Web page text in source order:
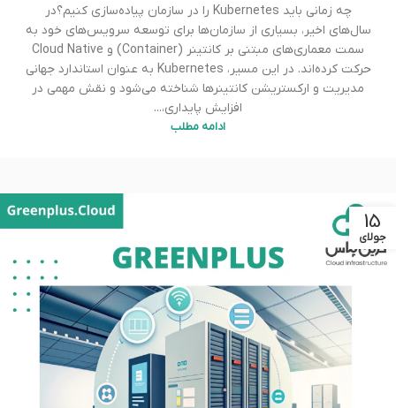
چه زمانی باید Kubernetes را در سازمان پیاده‌سازی کنیم؟در
سال‌های اخیر، بسیاری از سازمان‌ها برای توسعه سرویس‌های خود به
سمت معماری‌های مبتنی بر کانتینر (Container) و Cloud Native
حرکت کرده‌اند. در این مسیر، Kubernetes به عنوان استاندارد جهانی
مدیریت و ارکستریشن کانتینرها شناخته می‌شود و نقش مهمی در
افزایش پایداری،...
ادامه مطلب
15
جولای